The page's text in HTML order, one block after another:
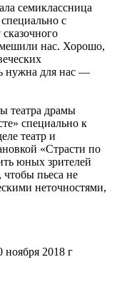
семиклассница
с
нас. Хорошо,
нужна для нас —
театра драмы
специально к
театр и
«Страсти по
юных зрителей
чтобы пьеса не
неточностями,
2018 г